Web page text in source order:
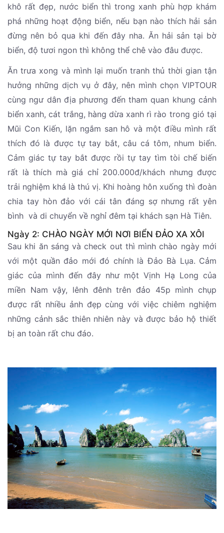
khô rất đẹp, nước biển thì trong xanh phù hợp khám
phá những hoạt động biển, nếu bạn nào thích hải sản
đừng nên bỏ qua khi đến đây nha. Ăn hải sản tại bờ
biển, độ tươi ngon thì không thể chê vào đâu được.
Ăn trưa xong và mình lại muốn tranh thủ thời gian tận
hưởng những dịch vụ ở đây, nên mình chọn VIPTOUR
cùng ngư dân địa phương đến tham quan khung cảnh
biển xanh, cát trắng, hàng dừa xanh rì rào trong gió tại
Mũi Con Kiến, lặn ngắm san hô và một điều mình rất
thích đó là được tự tay bắt, câu cá tôm, nhum biển.
Cảm giác tự tay bắt được rồi tự tay tìm tòi chế biến
rất là thích mà giá chỉ 200.000đ/khách nhưng được
trải nghiệm khá là thú vị. Khi hoàng hôn xuống thì đoàn
chia tay hòn đảo với cái tân đáng sợ nhưng rất yên
bình và di chuyển về nghỉ đêm tại khách sạn Hà Tiên.
Ngày 2: CHÀO NGÀY MỚI NƠI BIỂN ĐẢO XA XÔI
Sau khi ăn sáng và check out thì mình chào ngày mới
với một quần đảo mới đó chính là Đảo Bà Lụa. Cảm
giác của mình đến đây như một Vịnh Hạ Long của
miền Nam vậy, lênh đênh trên đảo 45p mình chụp
được rất nhiều ảnh đẹp cùng với việc chiêm nghiệm
những cảnh sắc thiên nhiên này và được bảo hộ thiết
bị an toàn rất chu đáo.